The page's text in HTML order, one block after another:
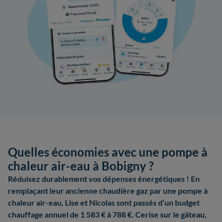
Quelles économies avec une pompe à
chaleur air-eau à Bobigny ?
Réduisez durablement vos dépenses énergétiques ! En
remplaçant leur ancienne chaudière gaz par une pompe à
chaleur air-eau, Lise et Nicolas sont passés d’un budget
chauffage annuel de 1 583 € à 788 €. Cerise sur le gâteau,